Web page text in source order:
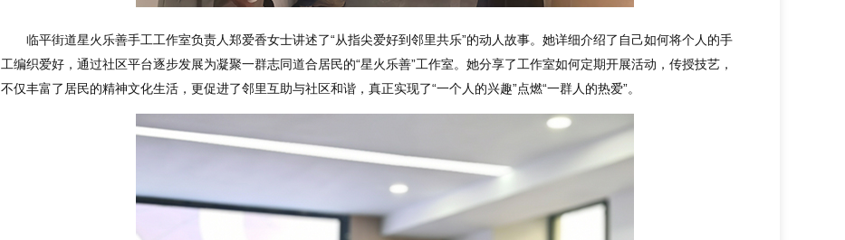
临平街道星火乐善手工工作室负责人郑爱香女士讲述了“从指尖爱好到邻里共乐”的动人故事。她详细介绍了自己如何将个人的手
工编织爱好，通过社区平台逐步发展为凝聚一群志同道合居民的“星火乐善”工作室。她分享了工作室如何定期开展活动，传授技艺，
不仅丰富了居民的精神文化生活，更促进了邻里互助与社区和谐，真正实现了“一个人的兴趣”点燃“一群人的热爱”。